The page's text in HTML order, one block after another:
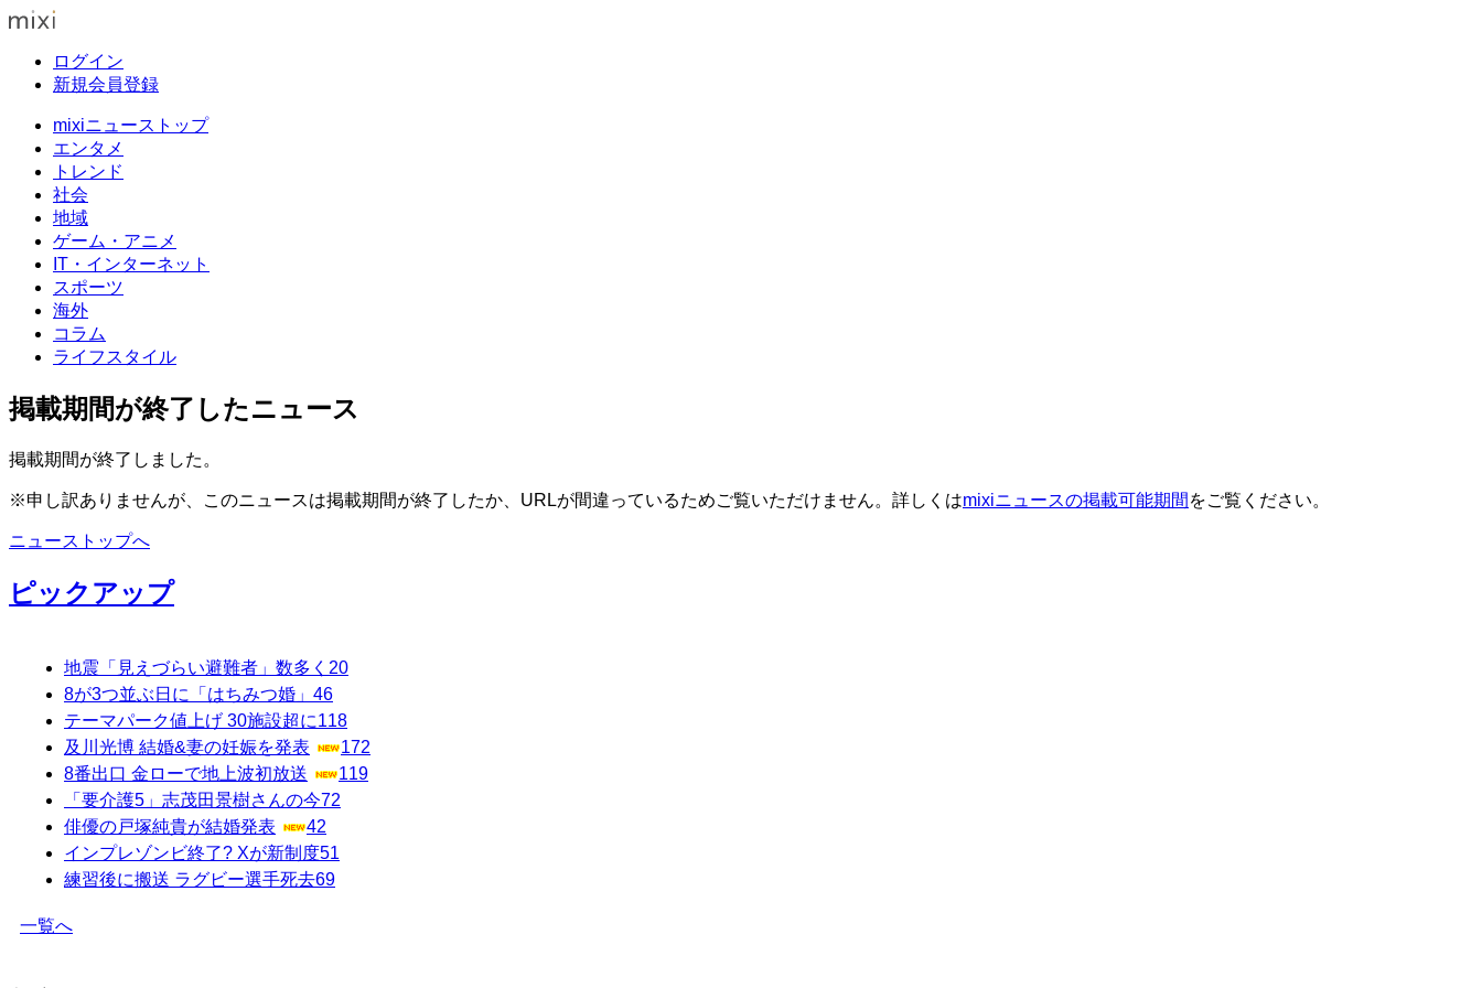
ログイン
新規会員登録
mixiニューストップ
エンタメ
トレンド
社会
地域
ゲーム・アニメ
IT・インターネット
スポーツ
海外
コラム
ライフスタイル
掲載期間が終了したニュース
掲載期間が終了しました。
※申し訳ありませんが、このニュースは掲載期間が終了したか、URLが間違っているためご覧いただけません。詳しくはmixiニュースの掲載可能期間 をご覧ください。
ニューストップへ
ピックアップ
地震「見えづらい避難者」数多く 20
8が3つ並ぶ日に「はちみつ婚」 46
テーマパーク値上げ 30施設超に118
及川光博 結婚&妻の妊娠を発表
172
8番出口 金ローで地上波初放送
119
「要介護5」志茂田景樹さんの今72
俳優の戸塚純貴が結婚発表
42
インプレゾンビ終了? Xが新制度51
練習後に搬送 ラグビー選手死去69
一覧へ